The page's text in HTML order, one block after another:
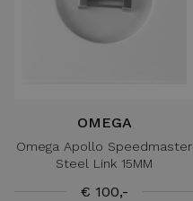
OMEGA
Omega Apollo Speedmaster
Steel Link 15MM
€ 100,-